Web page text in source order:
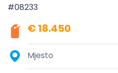
#08233
€ 18.450
Mjesto